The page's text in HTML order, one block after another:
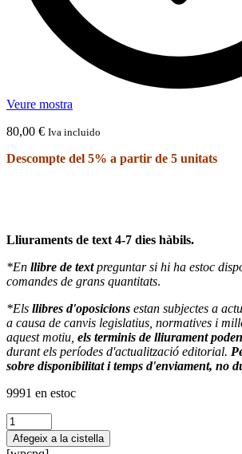
Veure mostra
80,00 € Iva incluido
Descompte del 5% a partir de 5 unitats
Lliuraments de text 4-7 dies hàbils.
*En llibre de textpreguntar si hi ha estoc
comandes de grans quantitats.
*Els llibres d'oposicions estan subjectes a
a causa de canvis legislatius, normatives i
aquest motiu, els terminis de lliurament
durant els períodes d'actualització editorial.
sobre disponibilitat i temps d'enviament, no
9991 en estoc
quantitat
de
Temario
Afegeix a la cistella